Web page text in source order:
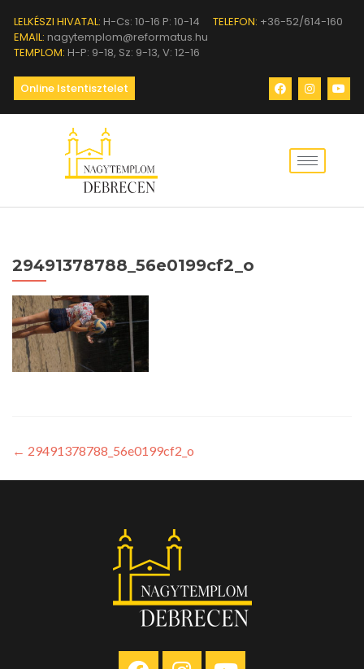
LELKÉSZI HIVATAL: H-Cs: 10-16 P: 10-14 TELEFON: +36-52/614-160
EMAIL: nagytemplom@reformatus.hu
TEMPLOM: H-P: 9-18, Sz: 9-13, V: 12-16
Online Istentisztelet
29491378788_56e0199cf2_o
← 29491378788_56e0199cf2_o